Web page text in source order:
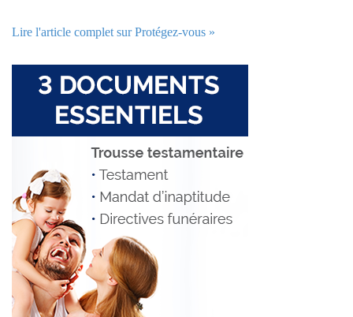
Lire l'article complet sur Protégez-vous »